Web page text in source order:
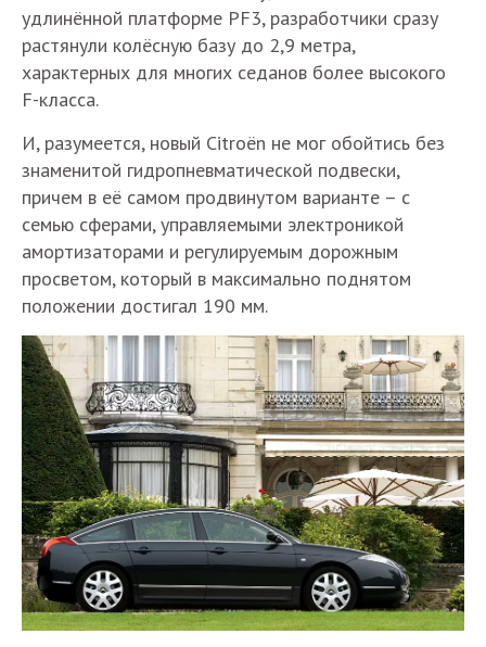
удлинённой платформе PF3, разработчики сразу
растянули колёсную базу до 2,9 метра,
характерных для многих седанов более высокого
F-класса.
И, разумеется, новый Citroёn не мог обойтись без
знаменитой гидропневматической подвески,
причем в её самом продвинутом варианте – с
семью сферами, управляемыми электроникой
амортизаторами и регулируемым дорожным
просветом, который в максимально поднятом
положении достигал 190 мм.